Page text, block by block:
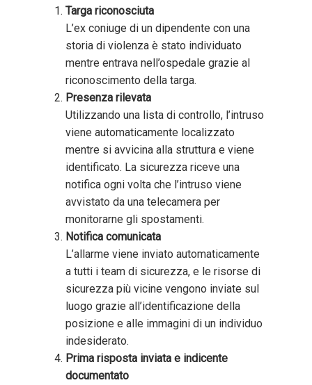
Targa riconosciuta
L’ex coniuge di un dipendente con una
storia di violenza è stato individuato
mentre entrava nell’ospedale grazie al
riconoscimento della targa.
Presenza rilevata
Utilizzando una lista di controllo, l’intruso
viene automaticamente localizzato
mentre si avvicina alla struttura e viene
identificato. La sicurezza riceve una
notifica ogni volta che l’intruso viene
avvistato da una telecamera per
monitorarne gli spostamenti.
Notifica comunicata
L’allarme viene inviato automaticamente
a tutti i team di sicurezza, e le risorse di
sicurezza più vicine vengono inviate sul
luogo grazie all’identificazione della
posizione e alle immagini di un individuo
indesiderato.
Prima risposta inviata e indicente
documentato